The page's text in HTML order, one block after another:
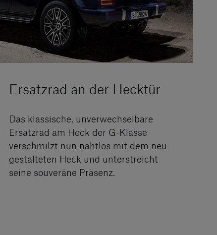
Ersatzrad an der Hecktür
Das klassische, unverwechselbare
Ersatzrad am Heck der G-Klasse
verschmilzt nun nahtlos mit dem neu
gestalteten Heck und unterstreicht
seine souveräne Präsenz.